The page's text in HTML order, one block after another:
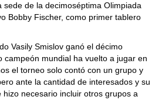
de la decimoséptima Olimpiada
Bobby Fischer, como primer tablero
Vasily Smislov ganó el décimo
campeón mundial ha vuelto a jugar en
el torneo solo contó con un grupo y
ante la cantidad de interesados y su
necesario incluir otros grupos a